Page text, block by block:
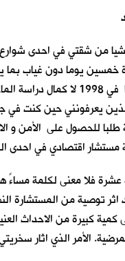
من شقتي في احدى
خمسين يوما دون غياب
الاربع التي قضيتها في
يعرفونني حين كنت
طلبا للحصول على الأمن
اقتصادي في احدى
توصية من المستشارة
كبيرة من الاحداث
الأمر الذي اثار